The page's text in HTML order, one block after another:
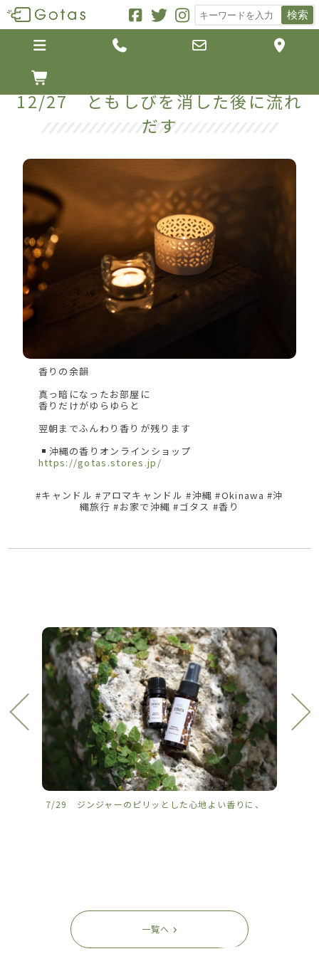
検索
   

12/27 ともしびを消した後に流れ
だす
香りの余韻
真っ暗になったお部屋に
香りだけがゆらゆらと
翌朝までふんわり香りが残ります
沖縄の香りオンラインショップ
https://gotas.stores.jp/
#キャンドル #アロマキャンドル #沖縄 #Okinawa #沖
縄旅行 #お家で沖縄 #ゴタス #香り
7/29 ジンジャーのピリッとした心地よい香りに、
一覧へ